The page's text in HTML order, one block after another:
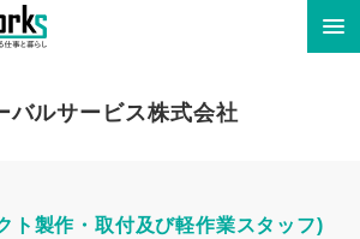
バルサービス株式会社
ト製作・取付及び軽作業スタッフ)